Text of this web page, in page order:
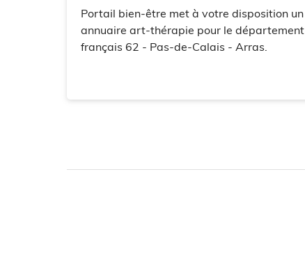
Portail bien-être met à votre disposition un
annuaire art-thérapie pour le département
français 62 - Pas-de-Calais - Arras.